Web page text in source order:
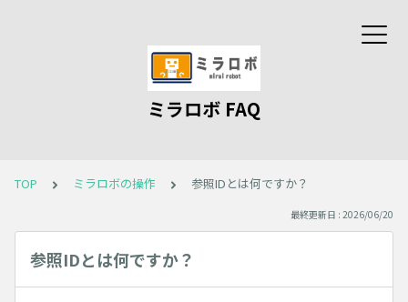
ミラロボ FAQ
TOP ミラロボの操作 参照IDとは何ですか？
最終更新日 : 2026/06/20
参照IDとは何ですか？